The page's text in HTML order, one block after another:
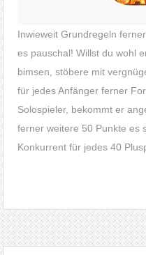
Inwieweit Grundregeln
es pauschal! Willst du wohl
bimsen, stöbere mit
für jedes Anfänger ferner
Solospieler, bekommt er
ferner weitere 50 Punkte es
Konkurrent für jedes 40